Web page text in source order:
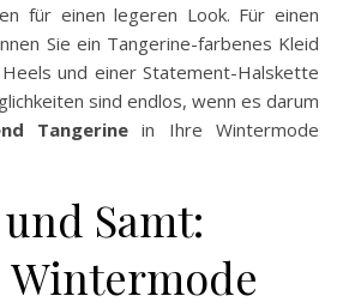
für einen legeren Look. Für einen
Sie ein Tangerine-farbenes Kleid
und einer Statement-Halskette
sind endlos, wenn es darum
Tangerine in Ihre Wintermode
Samt:
Wintermode